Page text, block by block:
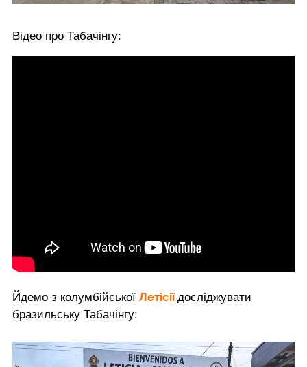
Відео про Табачінгу:
Йдемо з колумбійської Летісіїдосліджувати
бразильську Табачінгу: